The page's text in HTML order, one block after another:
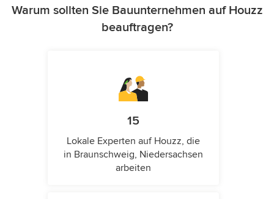
Warum sollten Sie Bauunternehmen auf Houzz
beauftragen?
15
Lokale Experten auf Houzz, die
in Braunschweig, Niedersachsen
arbeiten